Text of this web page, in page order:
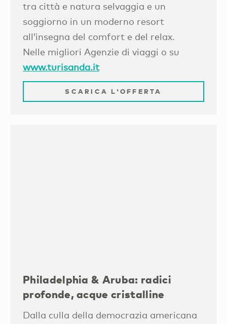
tra città e natura selvaggia e un
soggiorno in un moderno resort
all’insegna del comfort e del relax.
Nelle migliori Agenzie di viaggi o su
www.turisanda.it
SCARICA L'OFFERTA
Philadelphia & Aruba: radici
profonde, acque cristalline
Dalla culla della democrazia americana